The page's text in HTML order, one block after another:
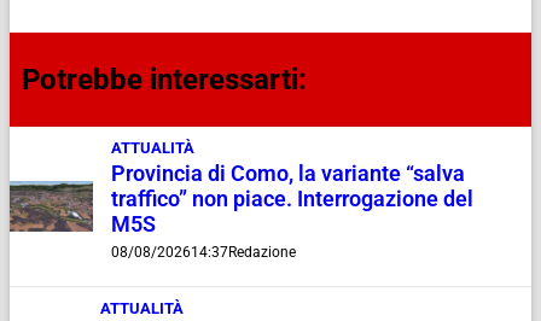
Potrebbe interessarti:
ATTUALITÀ
Provincia di Como, la variante “salva
traffico” non piace. Interrogazione del
M5S
08/08/202614:37Redazione
ATTUALITÀ